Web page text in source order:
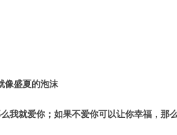
像盛夏的泡沫
我就爱你；如果不爱你可以让你幸福，那